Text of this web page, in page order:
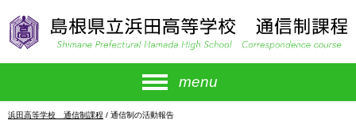
menu
現
浜田高等学校 通信制課程 / 通信制の活動報告